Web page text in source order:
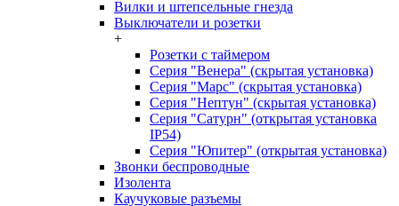
Вилки и штепсельные гнезда
Выключатели и розетки
+
Розетки с таймером
Серия "Венера" (скрытая установка)
Серия "Марс" (скрытая установка)
Серия "Нептун" (скрытая установка)
Серия "Сатурн" (открытая установка
IP54)
Серия "Юпитер" (открытая установка)
Звонки беспроводные
Изолента
Каучуковые разъемы